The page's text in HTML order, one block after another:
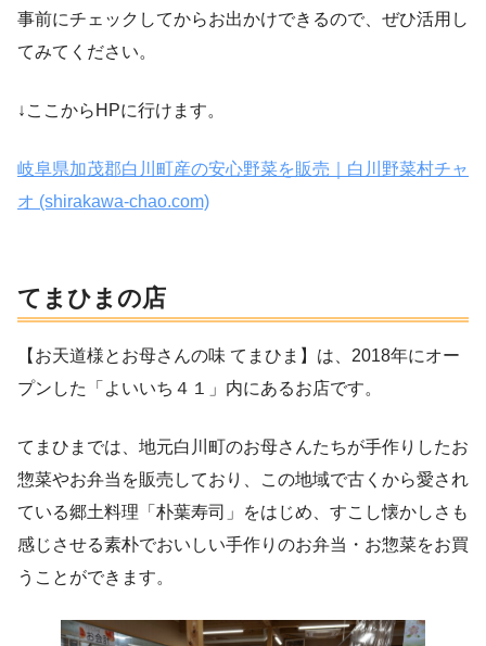
事前にチェックしてからお出かけできるので、ぜひ活用し
てみてください。
↓ここからHPに行けます。
岐阜県加茂郡白川町産の安心野菜を販売｜白川野菜村チャ
オ (shirakawa-chao.com)
てまひまの店
【お天道様とお母さんの味 てまひま】は、2018年にオー
プンした「よいいち４１」内にあるお店です。
てまひまでは、地元白川町のお母さんたちが手作りしたお
惣菜やお弁当を販売しており、この地域で古くから愛され
ている郷土料理「朴葉寿司」をはじめ、すこし懐かしさも
感じさせる素朴でおいしい手作りのお弁当・お惣菜をお買
うことができます。